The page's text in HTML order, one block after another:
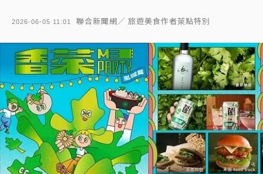
2026-06-05 11:01 聯合新聞網／ 旅遊美食作者萊點特別